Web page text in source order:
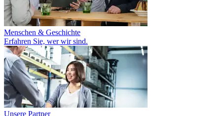
Menschen & Geschichte
Erfahren Sie, wer wir sind.
Unsere Partner